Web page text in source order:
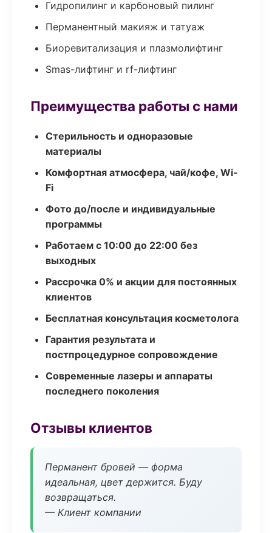
Гидропилинг и карбоновый пилинг
Перманентный макияж и татуаж
Биоревитализация и плазмолифтинг
Smas-лифтинг и rf-лифтинг
Преимущества работы с нами
Стерильность и одноразовые
материалы
Комфортная атмосфера, чай/кофе, Wi-
Fi
Фото до/после и индивидуальные
программы
Работаем с 10:00 до 22:00 без
выходных
Рассрочка 0% и акции для постоянных
клиентов
Бесплатная консультация косметолога
Гарантия результата и
постпроцедурное сопровождение
Современные лазеры и аппараты
последнего поколения
Отзывы клиентов
Перманент бровей — форма
идеальная, цвет держится. Буду
возвращаться.
— Клиент компании